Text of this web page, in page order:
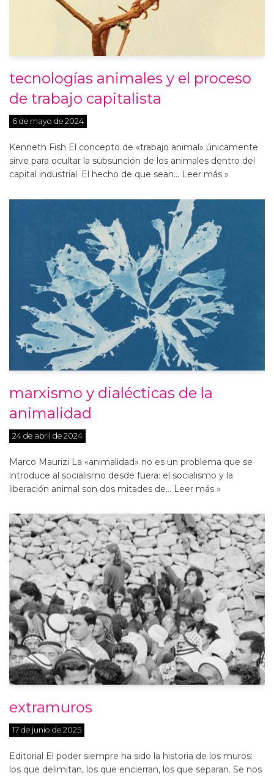
tecnologías animales y el proceso
de trabajo capitalista
6 de mayo de 2024
Kenneth Fish El concepto de «trabajo animal» únicamente
sirve para ocultar la subsunción de los animales dentro del
capital industrial. El hecho de que sean… Leer más »
marxismo y dialécticas de la
animalidad
24 de abril de 2024
Marco Maurizi La «animalidad» no es un problema que se
introduce al socialismo desde fuera: el socialismo y la
liberación animal son dos mitades de… Leer más »
extramuros
17 de junio de 2025
Editorial El poder siempre ha sido la historia de los muros:
los que delimitan, los que encierran, los que separan. Se nos